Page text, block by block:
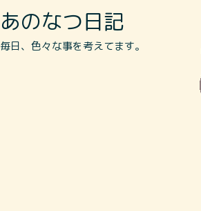
あのなつ日記
毎日、色々な事を考えてます。